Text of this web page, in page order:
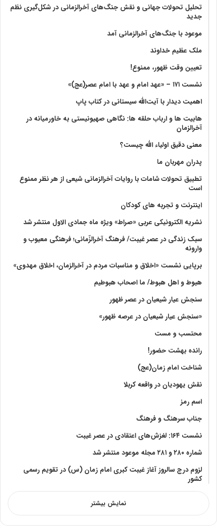
تحلیل تحولات جهانی و نقش جنگ‌های آخرالزمانی در شکل‌گیری نظم
جدید
موعود با جنگ‌های آخرالزمانی آمد
ملک عظیم خداوند
تعیین وقت ظهور، ممنوع!
نشست ۱۷۱ – «عهد امام و عهد با امام عصر(عج)»
اهمیت دیدار با آیت‌الله سیستانی در کتاب پاپ
هابیت ها و ارباب حلقه ها: نگاهی صهیونیستی به خاورمیانه در
آخرالزمان
معنی دقیق اولیاء الله چیست؟
پدران مهربان ما
تطبیق تحولات شامات با روایات آخرالزمانی شیعی از هر نظر ممنوع
است
اینترنت و تجربه های کودکان
نشریه الکترونیکی عربی «صراط» ویژه ماه جمادی الاول منتشر شد
سبک زندگی در عصر غیبت/ فرهنگ آخرالزّمانی؛ فرهنگی معیوب و
وارونه
برپایی نشست «اخلاق و مناسبات مردم در آخرالزمان، اخلاق مهدوی»
هبوط و اهل هبوط/ ما اصحاب هبوطیم
سنجش عیار شیعیان در عصر ظهور
«سنجش عیار شیعیان در عرصه ظهور»
محتسب و مست
رانده بهشت‌ حضور!
شناخت امام زمان(عج)
نقش یهودیان در واقعه کربلا
اسم رمز
جناب سرهنگ و فرهنگ
نشست ۱۶۴: لغزش‌های اعتقادی در عصر غیبت
شماره ۲۸۰ و ۲۸۱ مجله موعود منتشر شد
لزوم درج سالروز آغاز غیبت کبری امام زمان (س) در تقویم رسمی
کشور
نمایش بیشتر